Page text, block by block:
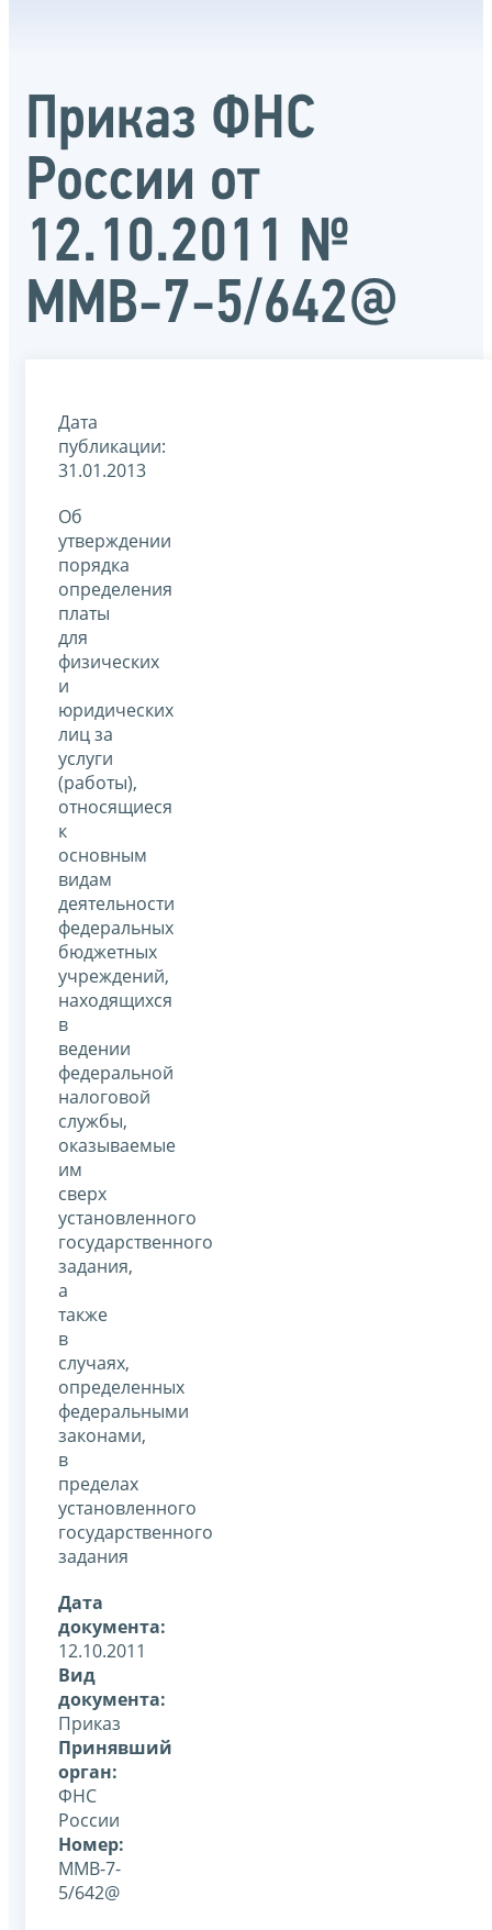
Приказ ФНС
России от
12.10.2011 №
ММВ-7-5/642@
Дата
публикации:
31.01.2013
Об
утверждении
порядка
определения
платы
для
физических
и
юридических
лиц за
услуги
(работы),
относящиеся
к
основным
видам
деятельности
федеральных
бюджетных
учреждений,
находящихся
в
ведении
федеральной
налоговой
службы,
оказываемые
им
сверх
установленного
государственного
задания,
а
также
в
случаях,
определенных
федеральными
законами,
в
пределах
установленного
государственного
задания
Дата
документа:
12.10.2011
Вид
документа:
Приказ
Принявший
орган:
ФНС
России
Номер:
ММВ-7-
5/642@